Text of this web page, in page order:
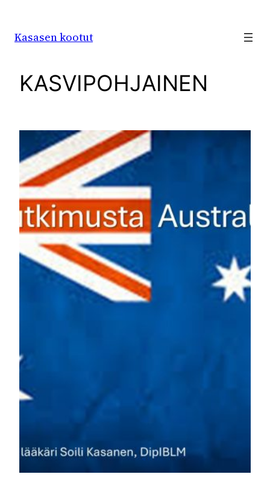
Kasasen kootut
KASVIPOHJAINEN